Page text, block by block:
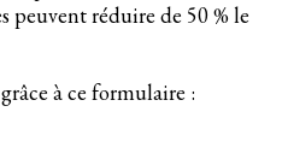
peuvent réduire de 50 % le
à ce formulaire :